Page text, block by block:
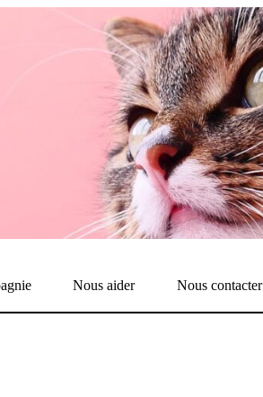
Nous aider Nous contacter